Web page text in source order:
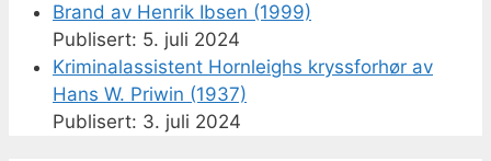
Brand av Henrik Ibsen (1999)
5. juli 2024
Kriminalassistent Hornleighs kryssforhør av
Hans W. Priwin (1937)
3. juli 2024